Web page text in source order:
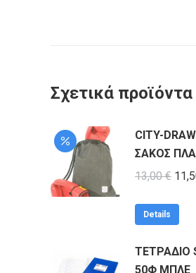
Σχετικά προϊόντα
CITY-
ΣΑΚΟΣ
13,00€
Details
ΤΕΤΡΑΔΙΟ
50Φ ΜΠΛΕ